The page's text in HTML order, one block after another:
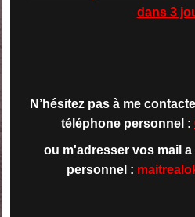
dans 3
N’hésitez pas à me
téléphone personnel :
ou m'adresser vos mail a
personnel :